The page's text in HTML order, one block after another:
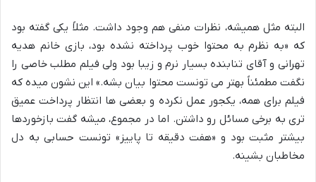
البته مثل همیشه، نظرات منفی هم وجود داشت. مثلاً یکی گفته بود
که «به نظرم به محتوا خوب پرداخته نشده بود، بازی خانم هدیه
تهرانی و آقای تنابنده بسیار نرم و زیبا بود ولی فیلم مطلب خاصی را
نگفت مطمئناً بهتر می تونست محتوا بیان بشه.» این نشون میده که
فیلم برای همه، یکجور عمل نکرده و بعضی ها انتظار پرداخت عمیق
تری به برخی مسائل رو داشتن. اما در مجموع، میشه گفت بازخوردها
بیشتر مثبت بود و «هفت دقیقه تا پاییز» تونست حسابی به دل
مخاطبان بشینه.